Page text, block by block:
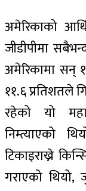
अमेरिकाको
जीडीपीमा
अमेरिकामा सन्
११.६ प्रतिशतले
रहेको यो
निम्त्याएको
टिकाइराख्ने
गराएको थियो,